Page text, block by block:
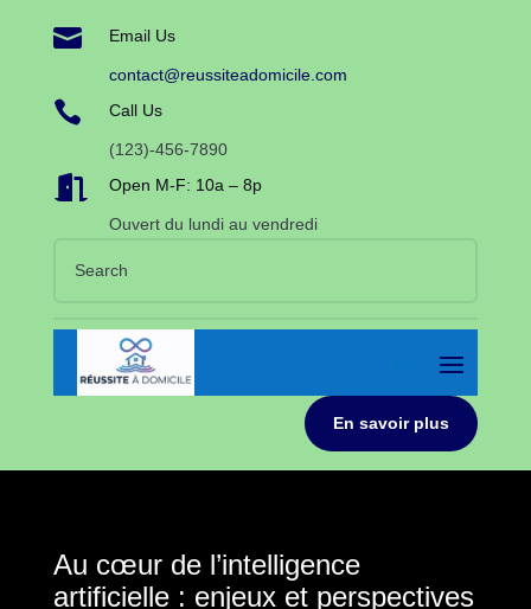
 Email Us
contact@reussiteadomicile.com
 Call Us
(123)-456-7890
 Open M-F: 10a – 8p
Ouvert du lundi au vendredi
En savoir plus
Au cœur de l’intelligence
artificielle : enjeux et perspectives